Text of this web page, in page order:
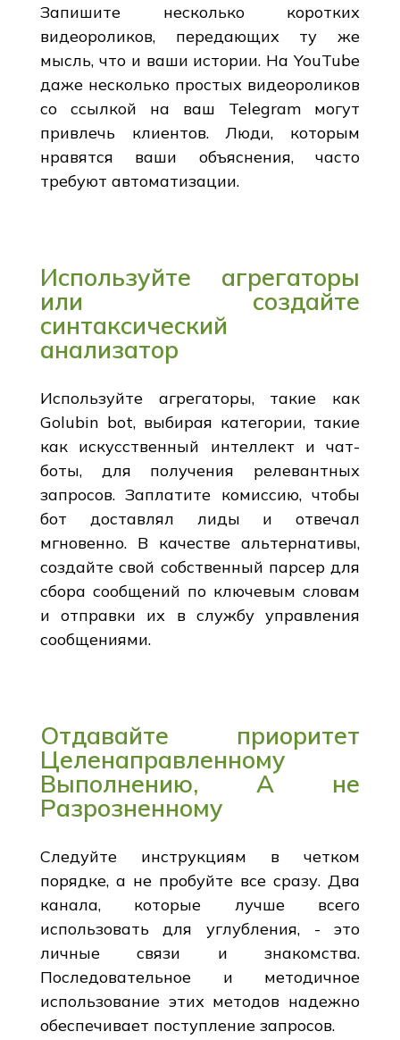
Запишите несколько коротких
видеороликов, передающих ту же
мысль, что и ваши истории. На YouTube
даже несколько простых видеороликов
со ссылкой на ваш Telegram могут
привлечь клиентов. Люди, которым
нравятся ваши объяснения, часто
требуют автоматизации.
Используйте агрегаторы
или создайте
синтаксический
анализатор
Используйте агрегаторы, такие как
Golubin bot, выбирая категории, такие
как искусственный интеллект и чат-
боты, для получения релевантных
запросов. Заплатите комиссию, чтобы
бот доставлял лиды и отвечал
мгновенно. В качестве альтернативы,
создайте свой собственный парсер для
сбора сообщений по ключевым словам
и отправки их в службу управления
сообщениями.
Отдавайте приоритет
Целенаправленному
Выполнению, А не
Разрозненному
Следуйте инструкциям в четком
порядке, а не пробуйте все сразу. Два
канала, которые лучше всего
использовать для углубления, - это
личные связи и знакомства.
Последовательное и методичное
использование этих методов надежно
обеспечивает поступление запросов.